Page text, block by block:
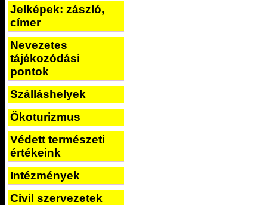
Jelképek: zászló,
címer
Nevezetes
tájékozódási
pontok
Szálláshelyek
Ökoturizmus
Védett természeti
értékeink
Intézmények
Civil szervezetek